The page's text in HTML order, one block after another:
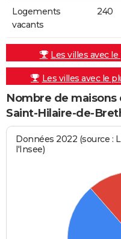
Logements
vacants
240
Les villes avec
Les villes avec le
Nombre de
Saint-Hilaire-de-
Données 2022 (source :
l'Insee)